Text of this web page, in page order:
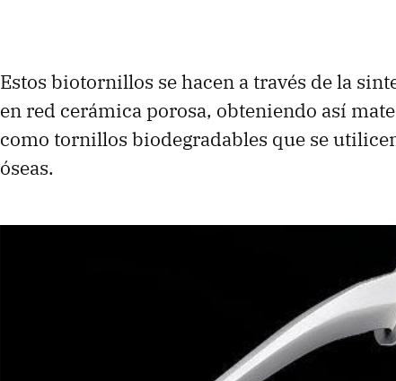
Estos biotornillos se hacen a través de la
en red cerámica porosa, obteniendo así
como tornillos biodegradables que se
óseas.